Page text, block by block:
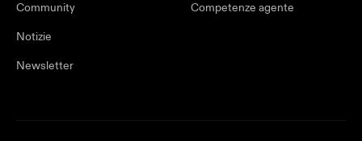
Community
Notizie
Newsletter
Competenze agente